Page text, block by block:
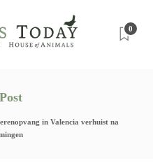
0
in Valencia verhuist na